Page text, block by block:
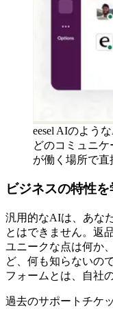
eesel AIのよう
どのコミュニ
が働く場所で直
ビジネスの特性
汎用的なAIは、あな
とはできません。返
ユニークな点は何か
ど、何も知らないの
フォームとは、自社
過去のサポートチケ